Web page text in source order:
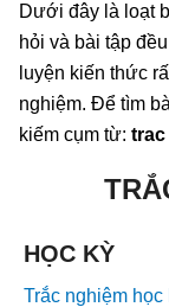
Dưới đây là loạt
hỏi và bài tập
luyện kiến thức
nghiệm. Để tìm
kiếm cụm từ: trac
HỌC KỲ
Trắc nghiệm học